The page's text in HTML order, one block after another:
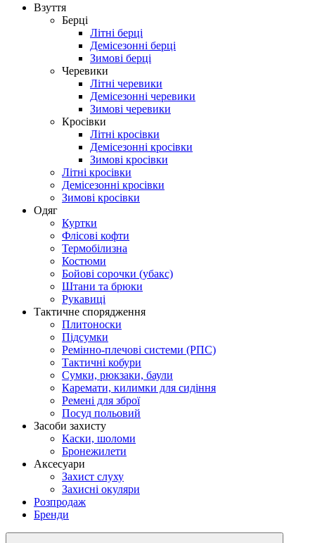
Взуття
Берці
Літні берці
Демісезонні берці
Зимові берці
Черевики
Літні черевики
Демісезонні черевики
Зимові черевики
Кросівки
Літні кросівки
Демісезонні кросівки
Зимові кросівки
Літні кросівки
Демісезонні кросівки
Зимові кросівки
Одяг
Куртки
Флісові кофти
Термобілизна
Костюми
Бойові сорочки (убакс)
Штани та брюки
Рукавиці
Тактичне спорядження
Плитоноски
Підсумки
Ремінно-плечові системи (РПС)
Тактичні кобури
Сумки, рюкзаки, баули
Каремати, килимки для сидіння
Ремені для зброї
Посуд польовий
Засоби захисту
Каски, шоломи
Бронежилети
Аксесуари
Захист слуху
Захисні окуляри
Розпродаж
Бренди